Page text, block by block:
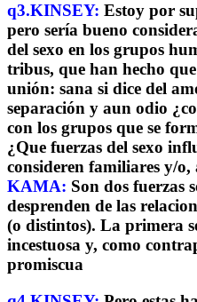
q3.KINSEY: Estoy por
pero sería bueno
del sexo en los grupos
tribus, que han hecho
unión: sana si dice del
separación y aun odio
con los grupos que se
¿Que fuerzas del sexo
consideren familiares y/o,
KAMA: Son dos fuerzas
desprenden de las
(o distintos). La primera
incestuosa y, como
promiscua